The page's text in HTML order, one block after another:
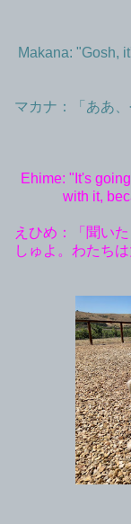
Makana: "Gosh,
マカナ：「ああ
Ehime: "It's
with it,
えひめ：「聞い
しゅよ。わたち